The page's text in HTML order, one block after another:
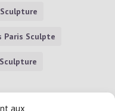
aux
Paris Sculpte